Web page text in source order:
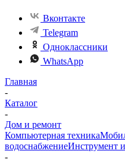
Вконтакте
Telegram
Одноклассники
WhatsApp
Главная
-
Каталог
-
Дом и ремонт
Компьютерная техника
водоснабжениеИнструмент
-